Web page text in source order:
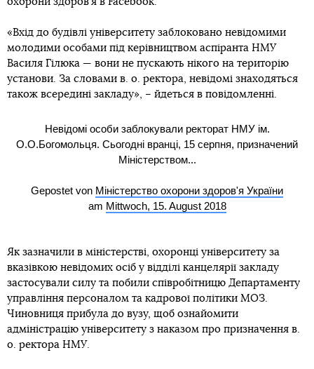
«Вхід до будівлі університету заблоковано невідомими
молодими особами під керівництвом аспіранта НМУ
Василя Гілюка — вони не пускають нікого на територію
установи. За словами в. о. ректора, невідомі знаходяться
також всередині закладу», – йдеться в повідомленні.
Невідомі особи заблокували ректорат НМУ ім.
О.О.Богомольця. Сьогодні вранці, 15 серпня, призначений
Міністерством...
Gepostet von Міністерство охорони здоров'я України
am Mittwoch, 15. August 2018
Як зазначили в міністерстві, охоронці університету за
вказівкою невідомих осіб у відділі канцелярії закладу
застосували силу та побили співробітницю Департаменту
управління персоналом та кадрової політики МОЗ.
Чиновниця прибула до вузу, щоб ознайомити
адміністрацію університету з наказом про призначення в.
о. ректора НМУ.